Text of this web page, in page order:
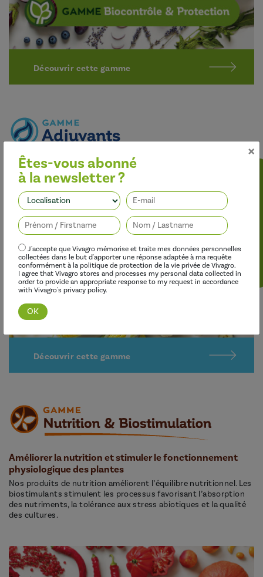
Découvrir cette gamme
Optimiser l’efficacité des traitements
Nos adjuvants permettent d’améliorer l’efficacité des
herbicides, des fongicides, des insecticides et des régulateurs de
croissance, tout en limitant leur impact sur l’environnement.
Découvrir cette gamme
Améliorer la nutrition et stimuler le fonctionnement
physiologique des plantes
Nos produits de nutrition améliorent l’équilibre nutritionnel. Les
biostimulants stimulent les processus favorisant l’absorption
des nutriments, la tolérance aux stress abiotiques et la qualité
des cultures.
×
Êtes-vous abonné
à la newsletter ?
J'accepte que Vivagro mémorise et traite mes données personnelles
collectées dans le but d'apporter une réponse adaptée à ma requête
conformément à la politique de protection de la vie privée de Vivagro.
I agree that Vivagro stores and processes my personal data collected in
order to provide an appropriate response to my request in accordance
with Vivagro's privacy policy.